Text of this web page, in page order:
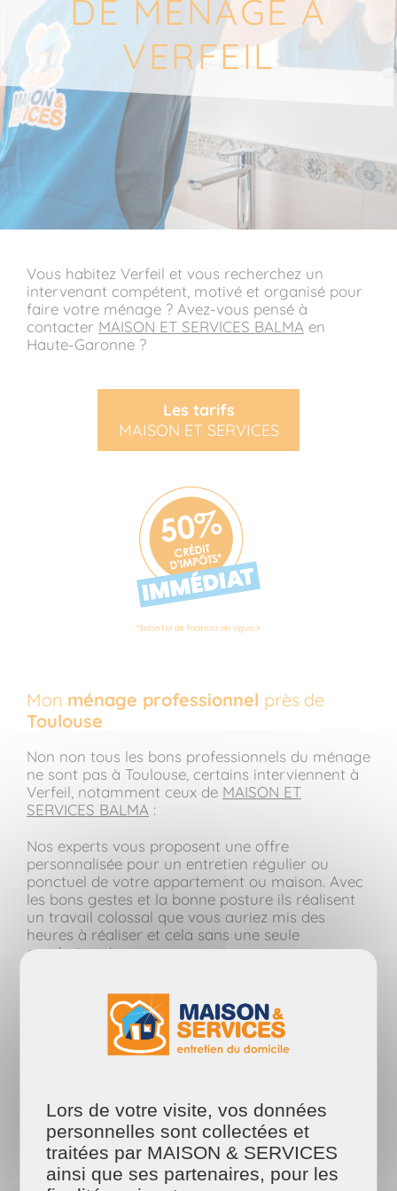
DE MÉNAGE À
VERFEIL
Vous habitez Verfeil et vous recherchez un
intervenant compétent, motivé et organisé pour
faire votre ménage ? Avez-vous pensé à
contacter MAISON ET SERVICES BALMA en
Haute-Garonne ?
Les tarifs
MAISON ET SERVICES
Mon ménage professionnel près de
Toulouse
Non non tous les bons professionnels du ménage
ne sont pas à Toulouse, certains interviennent à
Verfeil, notamment ceux de MAISON ET
SERVICES BALMA :
Nos experts vous proposent une offre
personnalisée pour un entretien régulier ou
ponctuel de votre appartement ou maison. Avec
les bons gestes et la bonne posture ils réalisent
un travail colossal que vous auriez mis des
heures à réaliser et cela sans une seule
courbature !
MAISON ET SERVICES BALMA
à quel point l'entretien de son domicile est
essentiel pour se sentir bien chez soi.
C'est pourquoi avant la première intervention de
détaillera exactement le contenu des tâches à
accomplir, nounous appuierons sur ce devis pour
fournir à votre future assistante ménagère le
cahier des charges de l'entretien de votre
logement.
Lors de votre visite, vos données
personnelles sont collectées et
traitées par MAISON & SERVICES
ainsi que ses partenaires, pour les